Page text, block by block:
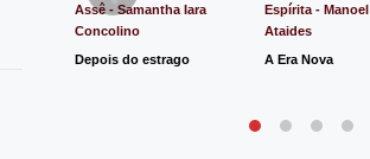
Assê - Samantha Iara
Concolino
Depois do estrago
Espírita - Manoel
Ataides
A Era Nova